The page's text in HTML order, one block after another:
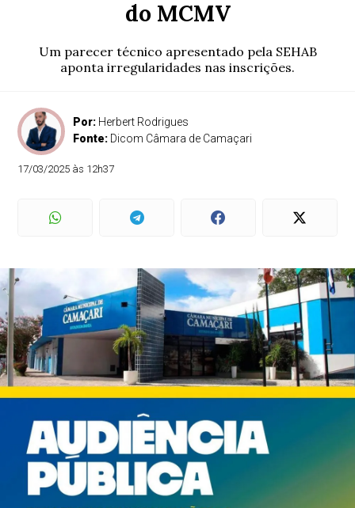
do MCMV
Um parecer técnico apresentado pela SEHAB
aponta irregularidades nas inscrições.
Por: Herbert Rodrigues
Fonte: Dicom Câmara de Camaçari
17/03/2025 às 12h37